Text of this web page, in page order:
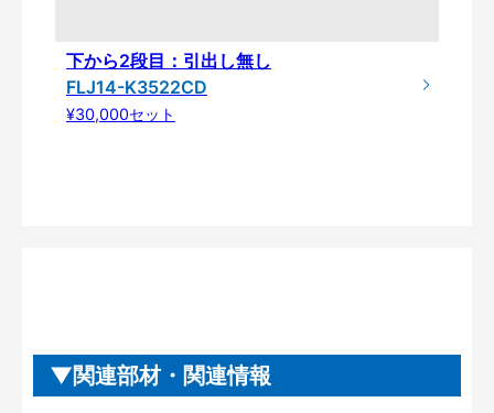
下から2段目：引出し無し
FLJ14-K3522CD
¥30,000セット
関連部材・関連情報